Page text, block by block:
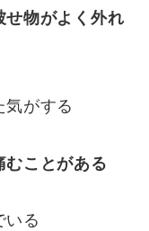
せ物がよく外れ
気がする
むことがある
いる